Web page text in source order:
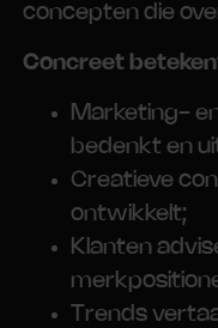
concepten die
Concreet
Marketing-
bedenkt en
Creatieve
ontwikkelt;
Klanten
Trends